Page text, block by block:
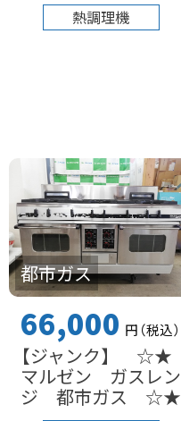
熱調理機
都市ガス
66,000 円（税込）
【ジャンク】 ☆★
マルゼン ガスレン
ジ 都市ガス ☆★